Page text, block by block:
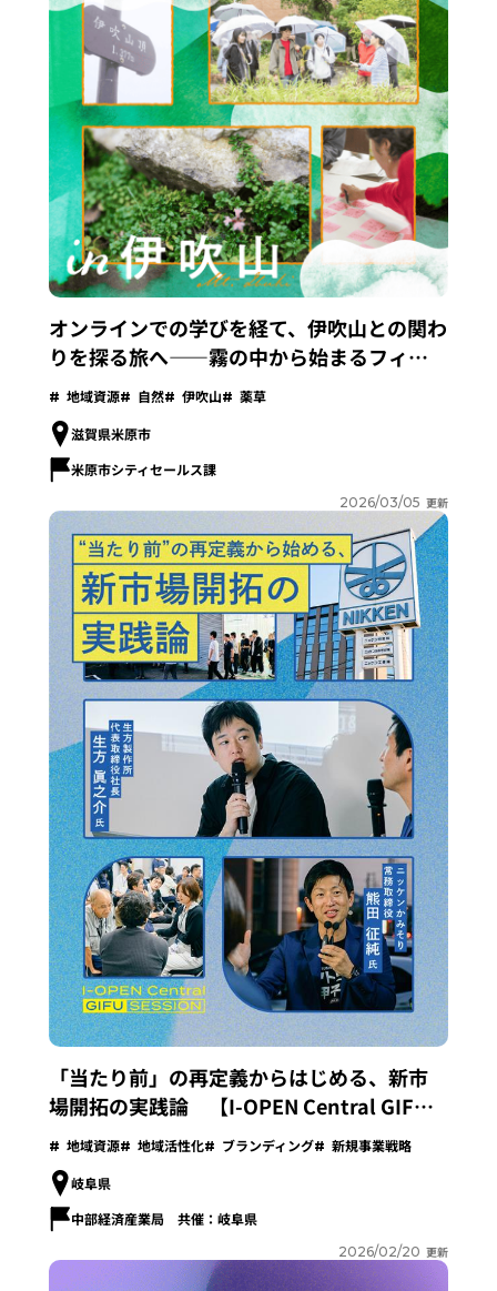
オンラインでの学びを経て、伊吹山との関わ
りを探る旅へ――霧の中から始まるフィー
ルドワークで私たちが得たもの【Vol2・10
月25日、26日FW】
地域資源 自然 伊吹山 薬草
滋賀県米原市
米原市シティセールス課
2026/03/05 更新
「当たり前」の再定義からはじめる、新市
場開拓の実践論 【I-OPEN Central GIFU
Session】開催レポート
地域資源 地域活性化 ブランディング 新規事業戦略
岐阜県
中部経済産業局 共催：岐阜県
2026/02/20 更新